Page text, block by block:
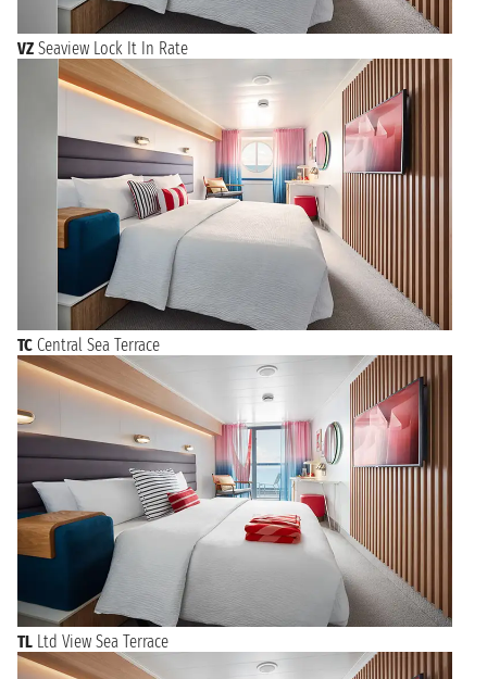
VZ Seaview Lock It In Rate
TC Central Sea Terrace
TL Ltd View Sea Terrace